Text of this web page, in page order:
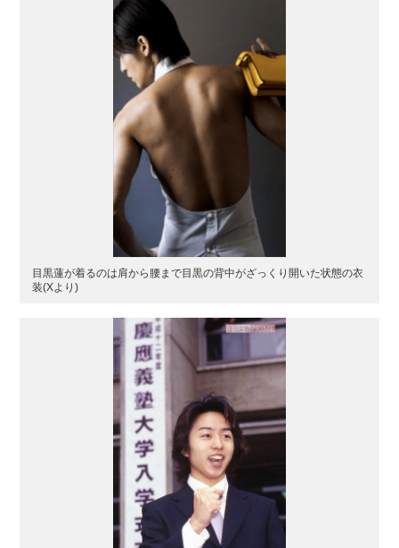
目黒蓮が着るのは肩から腰まで目黒の背中がざっくり開いた状態の衣
装(Xより)